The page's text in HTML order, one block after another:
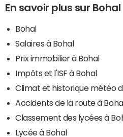
En savoir plus sur Bohal
Bohal
Salaires à Bohal
Prix immobilier à Bohal
Impôts et l'ISF à Bohal
Climat et historique météo
Accidents de la route à
Classement des lycées à
Lycée à Bohal